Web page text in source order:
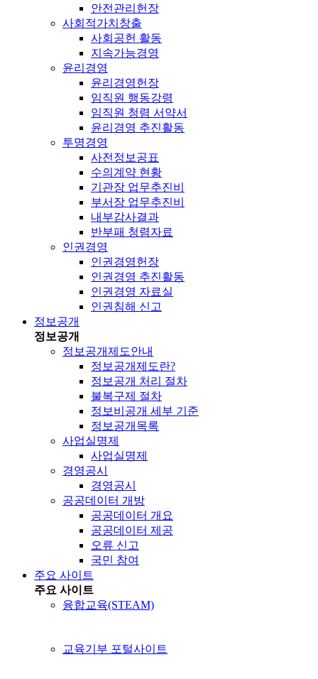
안전관리헌장
사회적가치창출
사회공헌 활동
지속가능경영
윤리경영
윤리경영헌장
임직원 행동강령
임직원 청렴 서약서
윤리경영 추진활동
투명경영
사전정보공표
수의계약 현황
기관장 업무추진비
부서장 업무추진비
내부감사결과
반부패 청렴자료
인권경영
인권경영헌장
인권경영 추진활동
인권경영 자료실
인권침해 신고
정보공개
정보공개
정보공개제도안내
정보공개제도란?
정보공개 처리 절차
불복구제 절차
정보비공개 세부 기준
정보공개목록
사업실명제
사업실명제
경영공시
경영공시
공공데이터 개방
공공데이터 개요
공공데이터 제공
오류 신고
국민 참여
주요 사이트
주요 사이트
융합교육(STEAM)
교육기부 포털사이트